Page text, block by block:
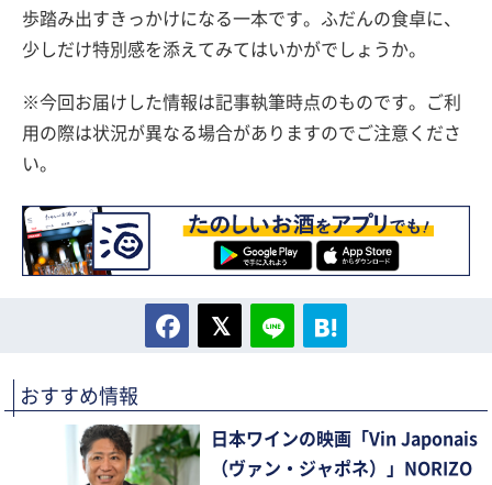
歩踏み出すきっかけになる一本です。ふだんの食卓に、
少しだけ特別感を添えてみてはいかがでしょうか。
※今回お届けした情報は記事執筆時点のものです。ご利
用の際は状況が異なる場合がありますのでご注意くださ
い。
おすすめ情報
日本ワインの映画「Vin Japonais
（ヴァン・ジャポネ）」NORIZO